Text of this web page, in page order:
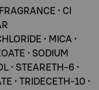
• CI
• MICA •
• SODIUM
• STEARETH-6 •
• TRIDECETH-10 •